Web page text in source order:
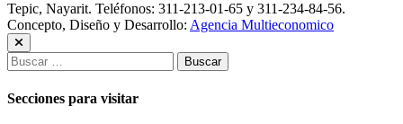
Tepic, Nayarit. Teléfonos: 311-213-01-65 y 311-234-84-56.
Concepto, Diseño y Desarrollo: Agencia Multieconomico
Buscar:
Secciones para visitar